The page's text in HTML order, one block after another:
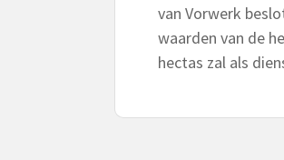
van Vorwerk
waarden van de
hectas zal als